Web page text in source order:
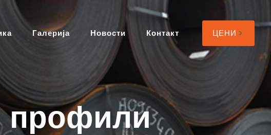
Галерија Новости Контакт ЦЕНИ
профили